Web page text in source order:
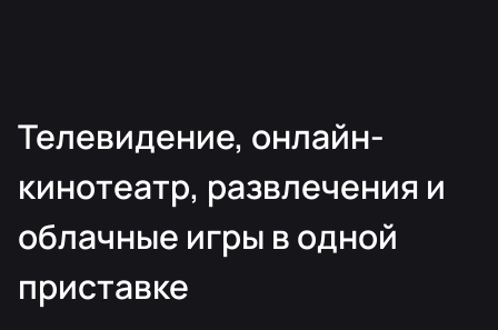
Телевидение, онлайн-
кинотеатр, развлечения и
облачные игры в одной
приставке